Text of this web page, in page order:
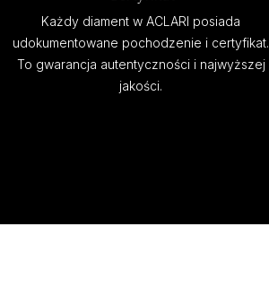
Każdy diament w ACLARI posiada
udokumentowane pochodzenie i certyfikat.
To gwarancja autentyczności i najwyższej
jakości.